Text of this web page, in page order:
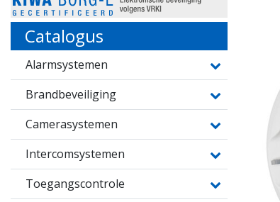
Catalogus
Alarmsystemen
Brandbeveiliging
Camerasystemen
Intercomsystemen
Toegangscontrole